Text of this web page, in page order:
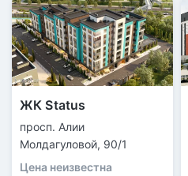
ЖК Status
просп. Алии
Молдагуловой, 90/1
Цена неизвестна